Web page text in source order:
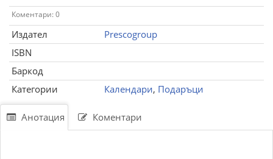
Коментари: 0
Издател
Prescogroup
ISBN
Баркод
Категории
Календари, Подаръци
Анотация Коментари